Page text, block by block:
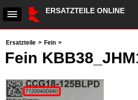
ERSATZTEILE ONLINE
Ersatzteile > Fein >
Fein